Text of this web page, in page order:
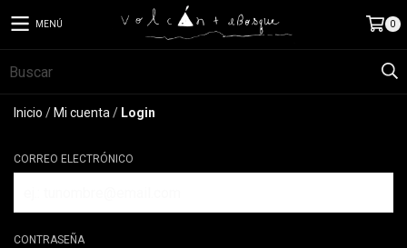
MENÚ 0
Inicio / Mi cuenta/ Login
CORREO ELECTRÓNICO
CONTRASEÑA